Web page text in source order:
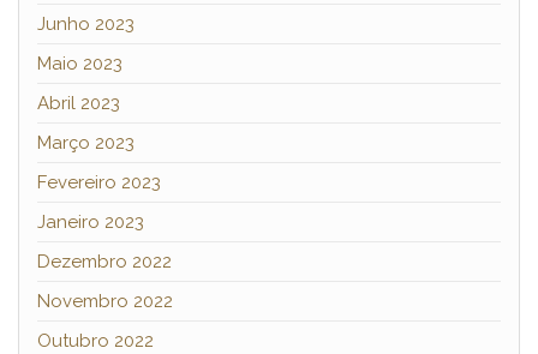
Junho 2023
Maio 2023
Abril 2023
Março 2023
Fevereiro 2023
Janeiro 2023
Dezembro 2022
Novembro 2022
Outubro 2022